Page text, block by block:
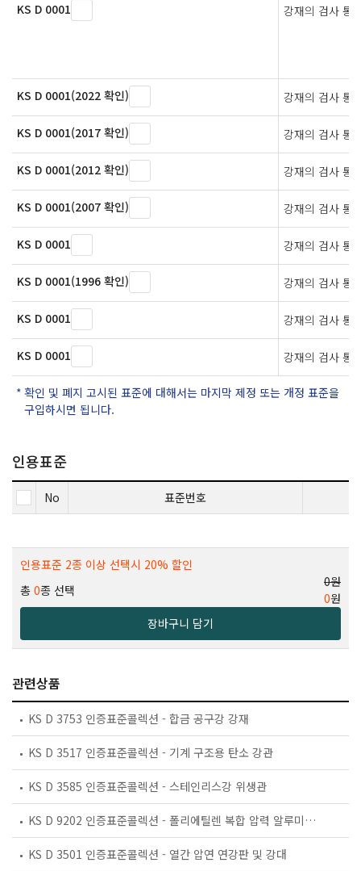
KS D 0001 강재의 검사 통
KS D 0001(2022 확인) 강재의 검사 통
KS D 0001(2017 확인) 강재의 검사 통
KS D 0001(2012 확인) 강재의 검사 통
KS D 0001(2007 확인) 강재의 검사 통
KS D 0001 강재의 검사 통
KS D 0001(1996 확인) 강재의 검사 통
KS D 0001 강재의 검사 통
KS D 0001 강재의 검사 통
확인 및 폐지 고시된 표준에 대해서는 마지막 제정 또는 개정 표준을
구입하시면 됩니다.
인용표준
No 표준번호
인용표준 2종 이상 선택시 20% 할인
총 0종 선택
0원
0원
장바구니 담기
관련상품
KS D 3753 인증표준콜렉션 - 합금 공구강 강재
KS D 3517 인증표준콜렉션 - 기계 구조용 탄소 강관
KS D 3585 인증표준콜렉션 - 스테인리스강 위생관
KS D 9202 인증표준콜렉션 - 폴리에틸렌 복합 압력 알루미늄관
KS D 3501 인증표준콜렉션 - 열간 압연 연강판 및 강대